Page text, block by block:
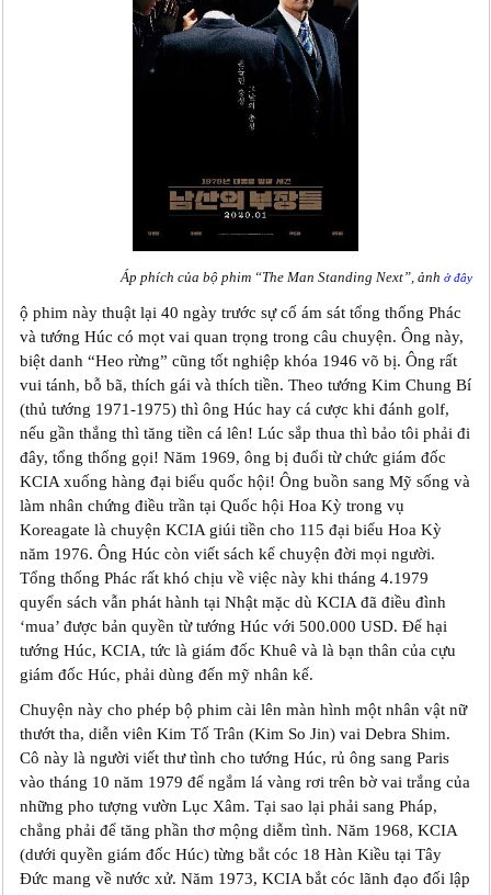
Áp phích của bộ phim “The Man Standing Next”, ảnh ở đây
ộ phim này thuật lại 40 ngày trước sự cố ám sát tổng thống Phác
và tướng Húc có mọt vai quan trọng trong câu chuyện. Ông này,
biệt danh “Heo rừng” cũng tốt nghiệp khóa 1946 võ bị. Ông rất
vui tánh, bỗ bã, thích gái và thích tiền. Theo tướng Kim Chung Bí
(thủ tướng 1971-1975) thì ông Húc hay cá cược khi đánh golf,
nếu gần thắng thì tăng tiền cá lên! Lúc sắp thua thì bảo tôi phải đi
đây, tổng thống gọi! Năm 1969, ông bị đuổi từ chức giám đốc
KCIA xuống hàng đại biểu quốc hội! Ông buồn sang Mỹ sống và
làm nhân chứng điều trần tại Quốc hội Hoa Kỳ trong vụ
Koreagate là chuyện KCIA giúi tiền cho 115 đại biểu Hoa Kỳ
năm 1976. Ông Húc còn viết sách kể chuyện đời mọi người.
Tổng thống Phác rất khó chịu về việc này khi tháng 4.1979
quyển sách vẫn phát hành tại Nhật mặc dù KCIA đã điều đình
‘mua’ được bản quyền từ tướng Húc với 500.000 USD. Để hại
tướng Húc, KCIA, tức là giám đốc Khuê và là bạn thân của cựu
giám đốc Húc, phải dùng đến mỹ nhân kế.
Chuyện này cho phép bộ phim cài lên màn hình một nhân vật nữ
thướt tha, diễn viên Kim Tố Trân (Kim So Jin) vai Debra Shim.
Cô này là người viết thư tình cho tướng Húc, rủ ông sang Paris
vào tháng 10 năm 1979 để ngắm lá vàng rơi trên bờ vai trắng của
những pho tượng vườn Lục Xâm. Tại sao lại phải sang Pháp,
chẳng phải để tăng phần thơ mộng diễm tình. Năm 1968, KCIA
(dưới quyền giám đốc Húc) từng bắt cóc 18 Hàn Kiều tại Tây
Đức mang về nước xử. Năm 1973, KCIA bắt cóc lãnh đạo đối lập